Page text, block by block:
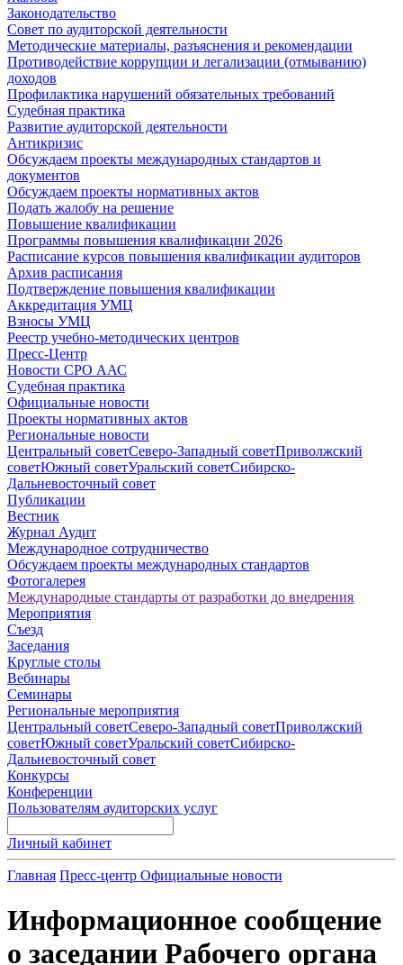
Законодательство
Совет по аудиторской деятельности
Методические материалы, разъяснения и рекомендации
Противодействие коррупции и легализации (отмыванию)
доходов
Профилактика нарушений обязательных требований
Судебная практика
Развитие аудиторской деятельности
Антикризис
Обсуждаем проекты международных стандартов и
документов
Обсуждаем проекты нормативных актов
Подать жалобу на решение
Повышение квалификации
Программы повышения квалификации 2026
Расписание курсов повышения квалификации аудиторов
Архив расписания
Подтверждение повышения квалификации
Аккредитация УМЦ
Взносы УМЦ
Реестр учебно-методических центров
Пресс-Центр
Новости СРО ААС
Судебная практика
Официальные новости
Проекты нормативных актов
Региональные новости
Центральный советСеверо-Западный советПриволжский
советЮжный советУральский советСибирско-
Дальневосточный совет
Публикации
Вестник
Журнал Аудит
Международное сотрудничество
Обсуждаем проекты международных стандартов
Фотогалерея
Международные стандарты от разработки до внедрения
Мероприятия
Съезд
Заседания
Круглые столы
Вебинары
Семинары
Региональные мероприятия
Центральный советСеверо-Западный советПриволжский
советЮжный советУральский советСибирско-
Дальневосточный совет
Конкурсы
Конференции
Пользователям аудиторских услуг
Личный кабинет
Главная Пресс-центр Официальные новости
Информационное сообщение
о заседании Рабочего органа